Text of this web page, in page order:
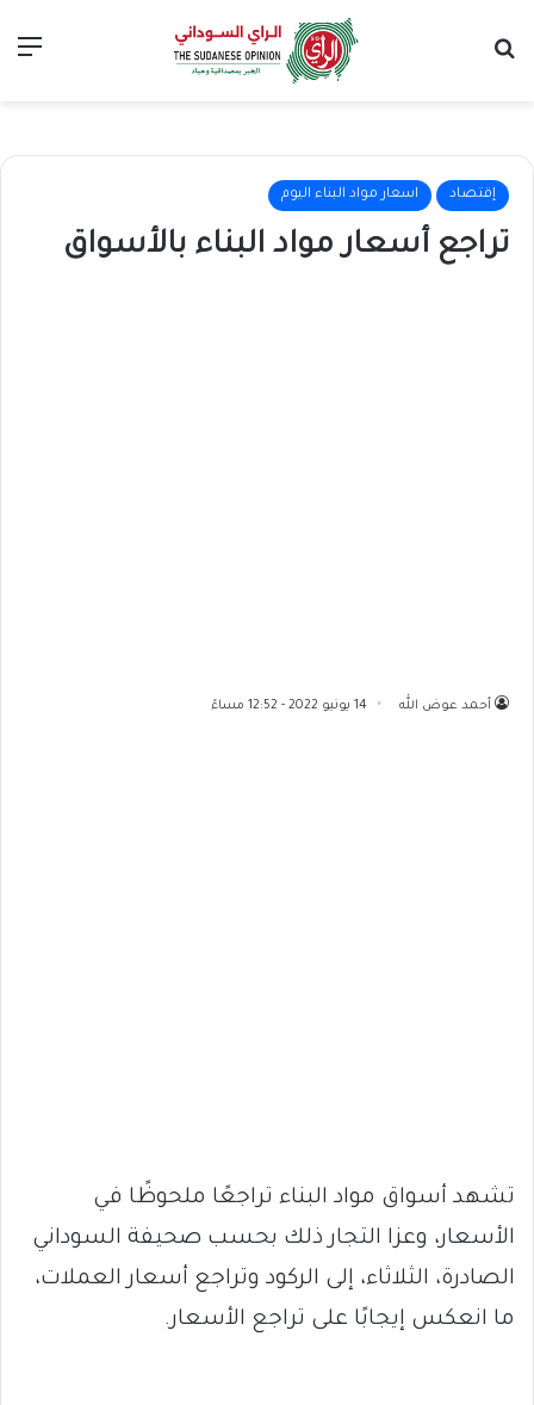
إقتصاد اسعار مواد البناء اليوم
تراجع أسعار مواد البناء بالأسواق
أحمد عوض الله 14 يونيو 2022 - 12:52 مساءً
تشهد أسواق مواد البناء تراجعًا ملحوظًا في
الأسعار، وعزا التجار ذلك بحسب صحيفة السوداني
الصادرة، الثلاثاء، إلى الركود وتراجع أسعار العملات،
ما انعكس إيجابًا على تراجع الأسعار.